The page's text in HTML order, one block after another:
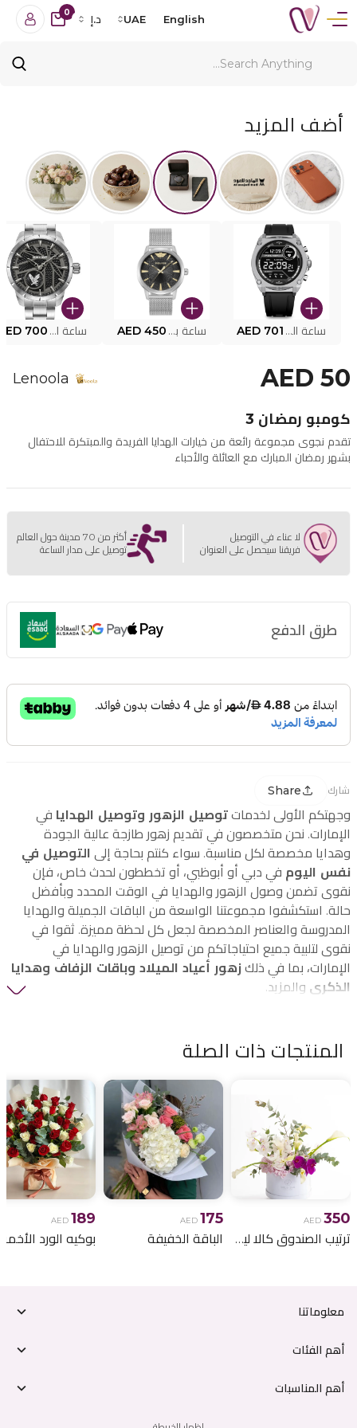
English
UAE د.إ
0
أضف المزيد
ساعة البوليس الذكية MY.AVATAR PEIUN0000101 AED 701 ساعة بوليس للرجال PEWJG0005002 AED 450 ساعة البوليس PEWJG2227302 700
AED 50
Lenoola
كومبو رمضان 3
تقدم نجوى مجموعة رائعة من خيارات الهدايا الفريدة والمبتكرة للاحتفال
بشهر رمضان المبارك مع العائلة والأحباء
لا عناء في التوصيل
فريقنا سيحصل على العنوان
أكثر من 70 مدينة حول العالم
توصيل على مدار الساعة
طرق الدفع
شارك Share
وجهتكم الأولى لخدمات توصيل الزهور وتوصيل الهدايا في
الإمارات. نحن متخصصون في تقديم زهور طازجة عالية الجودة
وهدايا مخصصة لكل مناسبة. سواء كنتم بحاجة إلى التوصيل في
نفس اليوم في دبي أو أبوظبي، أو تخططون لحدث خاص، فإن
نقوى تضمن وصول الزهور والهدايا في الوقت المحدد وبأفضل
حالة. استكشفوا مجموعتنا الواسعة من الباقات الجميلة والهدايا
المدروسة والعناصر المخصصة لجعل كل لحظة مميزة. ثقوا في
نقوى لتلبية جميع احتياجاتكم من توصيل الزهور والهدايا في
الإمارات، بما في ذلك زهور أعياد الميلاد وباقات الزفاف وهدايا
الذكرى والمزيد.
المنتجات ذات الصلة
AED 350
ترتيب الصندوق كالا ليلي
AED 175
الباقة الخفيفة
AED 189
معلوماتنا
أهم الفئات
أهم المناسبات